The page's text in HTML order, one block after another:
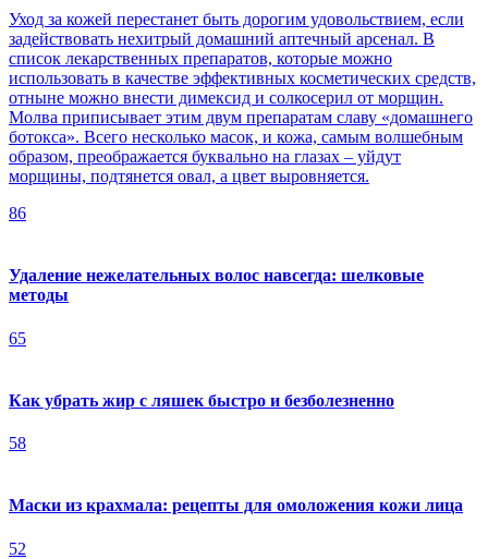
Уход за кожей перестанет быть дорогим удовольствием, если
задействовать нехитрый домашний аптечный арсенал. В
список лекарственных препаратов, которые можно
использовать в качестве эффективных косметических средств,
отныне можно внести димексид и солкосерил от морщин.
Молва приписывает этим двум препаратам славу «домашнего
ботокса». Всего несколько масок, и кожа, самым волшебным
образом, преображается буквально на глазах – уйдут
морщины, подтянется овал, а цвет выровняется.
86
Удаление нежелательных волос навсегда: шелковые
методы
65
Как убрать жир с ляшек быстро и безболезненно
58
Маски из крахмала: рецепты для омоложения кожи лица
52